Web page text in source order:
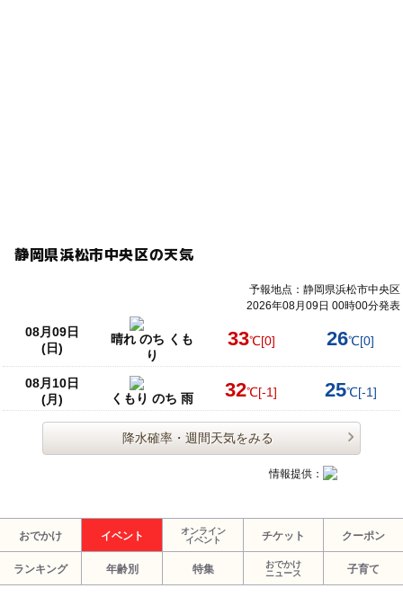
静岡県浜松市中央区の天気
予報地点：静岡県浜松市中央区
2026年08月09日 00時00分発表
08月09日
(日)
晴れ のち くも
り
33℃[0] 26℃[0]
08月10日
(月)
くもり のち 雨 32℃[-1] 25℃[-1]
降水確率・週間天気をみる
情報提供：
おでかけ イベント
オンライン
イベント
チケット クーポン
ランキング 年齢別 特集
おでかけ
ニュース
子育て